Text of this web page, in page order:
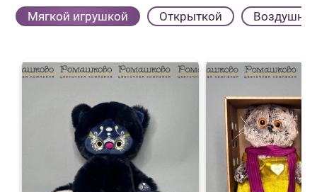
Мягкой игрушкой Открыткой